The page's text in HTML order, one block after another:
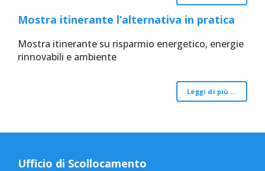
Mostra itinerante l’alternativa in pratica
Mostra itinerante su risparmio energetico, energie
rinnovabili e ambiente
Leggi di più …
Ufficio di Scollocamento